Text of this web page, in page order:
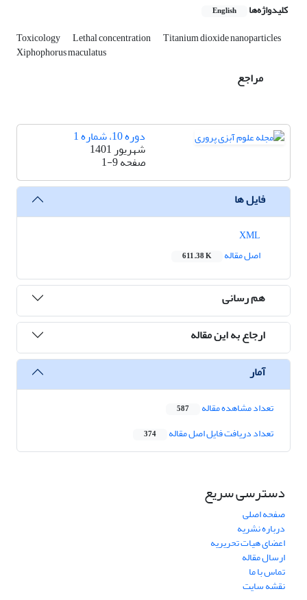
کلیدواژه‌ها English
Toxicology Lethal concentration Titanium dioxide nanoparticles
Xiphophorus maculatus
مراجع
دوره 10، شماره 1
شهریور 1401
صفحه1-9
فایل ها
اصل مقاله
611.38 K
هم رسانی
ارجاع به این مقاله
آمار
تعداد مشاهده مقاله 587
تعداد دریافت فایل اصل مقاله 374
دسترسی سریع
صفحه اصلی
درباره نشریه
اعضای هیات تحریریه
ارسال مقاله
تماس با ما
نقشه سایت